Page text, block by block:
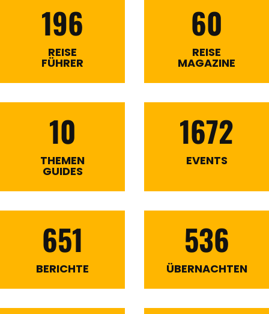
196
REISE
FÜHRER
60
REISE
MAGAZINE
10
THEMEN
GUIDES
1672
EVENTS
651
BERICHTE
536
ÜBERNACHTEN